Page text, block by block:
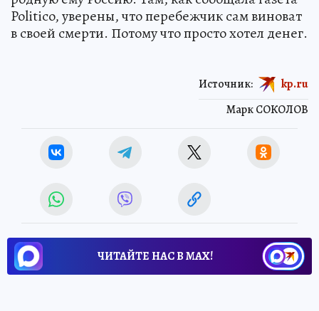
Politico, уверены, что перебежчик сам виноват
в своей смерти. Потому что просто хотел денег.
Марк СОКОЛОВ
Источник: kp.ru
ЧИТАЙТЕ НАС В МАХ!